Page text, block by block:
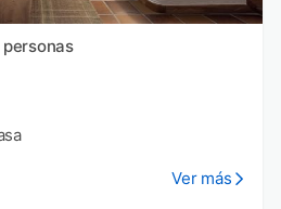
Ver más